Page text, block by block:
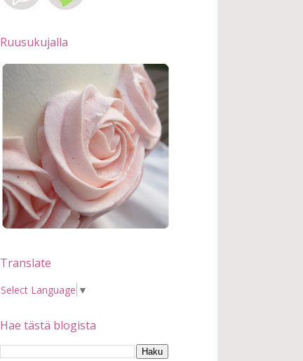
Ruusukujalla
Translate
Select Language ▼
Hae tästä blogista